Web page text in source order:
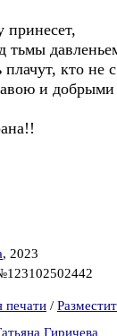
принесет,
кто не
и добрыми
, 2023
печати /
Гиричева